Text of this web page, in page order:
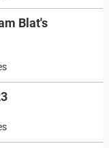
Blat's